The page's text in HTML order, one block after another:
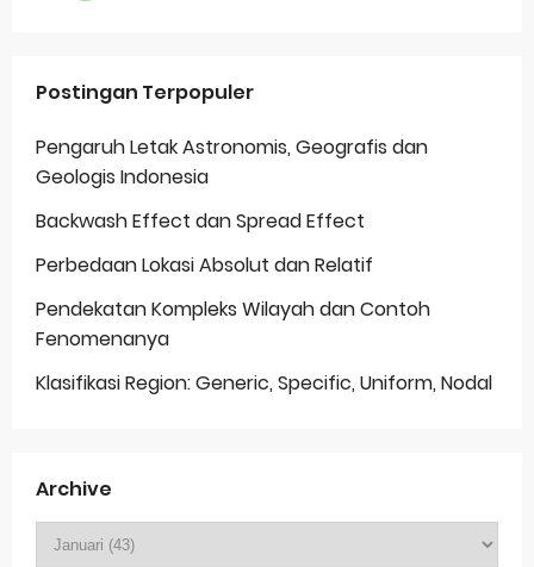
Postingan Terpopuler
Pengaruh Letak Astronomis, Geografis dan
Geologis Indonesia
Backwash Effect dan Spread Effect
Perbedaan Lokasi Absolut dan Relatif
Pendekatan Kompleks Wilayah dan Contoh
Fenomenanya
Klasifikasi Region: Generic, Specific, Uniform, Nodal
Archive